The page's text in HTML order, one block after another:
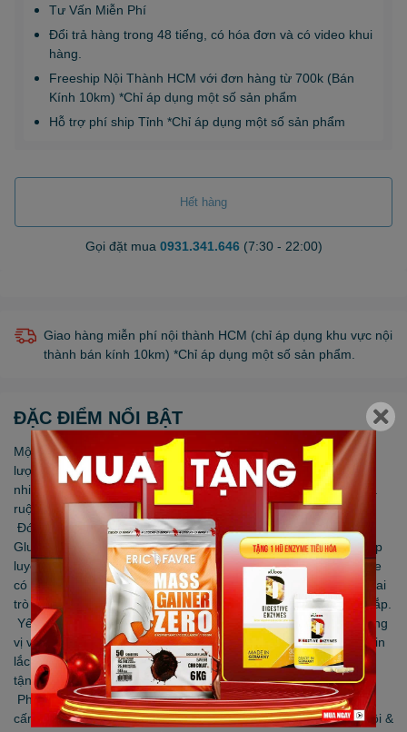
Tư Vấn Miễn Phí
Đổi trả hàng trong 48 tiếng, có hóa đơn và có video khui
hàng.
Freeship Nội Thành HCM với đơn hàng từ 700k (Bán
Kính 10km) *Chỉ áp dụng một số sản phẩm
Hỗ trợ phí ship Tỉnh *Chỉ áp dụng một số sản phẩm
Hết hàng
Gọi đặt mua 0931.341.646(7:30 - 22:00)
Giao hàng miễn phí nội thành HCM (chỉ áp dụng khu vực nội
thành bán kính 10km) *Chỉ áp dụng một số sản phẩm.
ĐẶC ĐIỂM NỔI BẬT
Một buổi tập luyện chăm chỉ có thể khiến cơ bắp mất tới 50%
lượng glutamine dự trữ. Glutamine cũng đóng vai trò là nguồn
nhiên liệu tế bào chính để hỗ trợ các mô hệ thống miễn dịch và
ruột bình thường, khỏe mạnh.
Đó là lý do tại sao chúng tôi đã thiết kế Platinum 100%
Glutamine, để giúp bổ sung những gì đã mất trong quá trình tập
luyện cường độ cao. Trao đổi chất & phục hồi cơ bắp Glutamine
có nhiều chức năng sinh lý quan trọng trong cơ thể như đóng vai
trò sống còn trong quá trình tổng hợp protein để phục hồi cơ bắp.
Yếu tố kết hợp tuyệt vời Platinum 100% Glutamine không hương
vị và không mùi, dễ dàng pha trộn với đồ uống yêu thích, protein
lắc và sinh tố của bạn. Kết hợp vào chế độ đào tạo của bạn và
tận hưởng kết quả.
Phục hồi sau tập luyện Bổ sung Glutamine huyết tương Chất
cấm miễn phí 5 g Glutamine‡ Bổ sung chế độ ăn uống Phục hồi &